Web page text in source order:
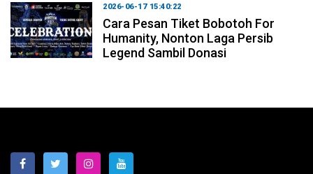
2026-06-17 15:40:22
Cara Pesan Tiket Bobotoh For
Humanity, Nonton Laga Persib
Legend Sambil Donasi